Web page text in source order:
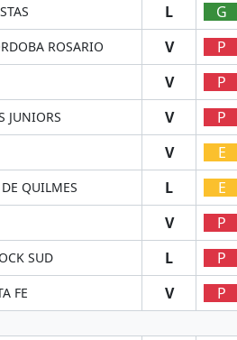
L G
ROSARIO V P
V P
JUNIORS V P
V E
QUILMES L E
V P
SUD L P
FE V P